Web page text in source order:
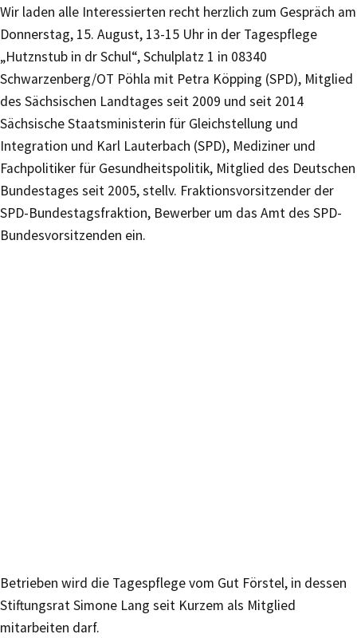
Wir laden alle Interessierten recht herzlich zum Gespräch am
Donnerstag, 15. August, 13-15 Uhr in der Tagespflege
„Hutznstub in dr Schul“, Schulplatz 1 in 08340
Schwarzenberg/OT Pöhla mit Petra Köpping (SPD), Mitglied
des Sächsischen Landtages seit 2009 und seit 2014
Sächsische Staatsministerin für Gleichstellung und
Integration und Karl Lauterbach (SPD), Mediziner und
Fachpolitiker für Gesundheitspolitik, Mitglied des Deutschen
Bundestages seit 2005, stellv. Fraktionsvorsitzender der
SPD-Bundestagsfraktion, Bewerber um das Amt des SPD-
Bundesvorsitzenden ein.
Betrieben wird die Tagespflege vom Gut Förstel, in dessen
Stiftungsrat Simone Lang seit Kurzem als Mitglied
mitarbeiten darf.